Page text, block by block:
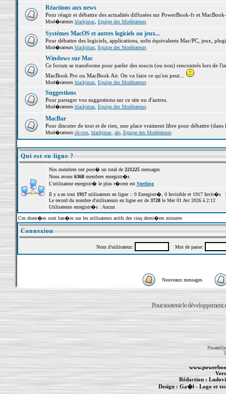
Réactions aux news
Pour réagir et débattre des actualités diffusées sur PowerBook-fr et
Mod�rateurs blackjmac, Equipe des Modérateurs
Systèmes MacOS et autres logiciels ou jeux...
Pour débattre des logiciels, applications, softs équivalents Mac/PC, jeux,
Mod�rateurs blackjmac, Equipe des Modérateurs
Windows sur Mac
Ce forum se transforme pour parler des soucis (ou non) rencontrés lors de
MacBook Pro ou MacBook Air. On va faire ce qu'on peut...
Mod�rateurs blackjmac, Equipe des Modérateurs
Suggestions
Pour partager vos suggestions sur ce site ou d'autres.
Mod�rateurs blackjmac, Equipe des Modérateurs
MacBar
Pour discuter de tout et de rien, une place vraiment libre pour débattre (dans
Mod�rateurs ch-vox, blackjmac, ale, Equipe des Modérateurs
Qui est en ligne ?
Nos membres ont post� un total de 221225messages
Nous avons 6368membres enregistr�s
L'utilisateur enregistr� le plus r�cent est Sterling
Il y a en tout 1917utilisateurs en ligne :: 0 Enregistr�, 0 Invisible et 1917 Invit�s
Le record du nombre d'utilisateurs en ligne est de 3728le Mer 01 Avr 2026 à 2:12
Utilisateurs enregistr�s : Aucun
Ces donn�es sont bas�es sur les utilisateurs actifs des cinq derni�res minutes
Connexion
Nom d'utilisateur: Mot de passe:
Nouveaux messages
Pour soutenir le développement
Powered
Rédaction :
Design : Ga�l- Logo et
PowerBook- MacBook Pro